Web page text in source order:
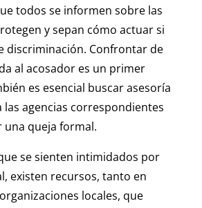
todos se informen sobre las
y sepan cómo actuar si
discriminación. Confrontar de
al acosador es un primer
es esencial buscar asesoría
las agencias correspondientes
una queja formal.
se sienten intimidados por
existen recursos, tanto en
locales, que